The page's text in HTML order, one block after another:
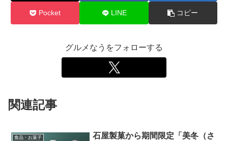
Pocket LINE コピー
グルメなうをフォローする
関連記事
食品・お菓子
石屋製菓から期間限定「美冬（さ